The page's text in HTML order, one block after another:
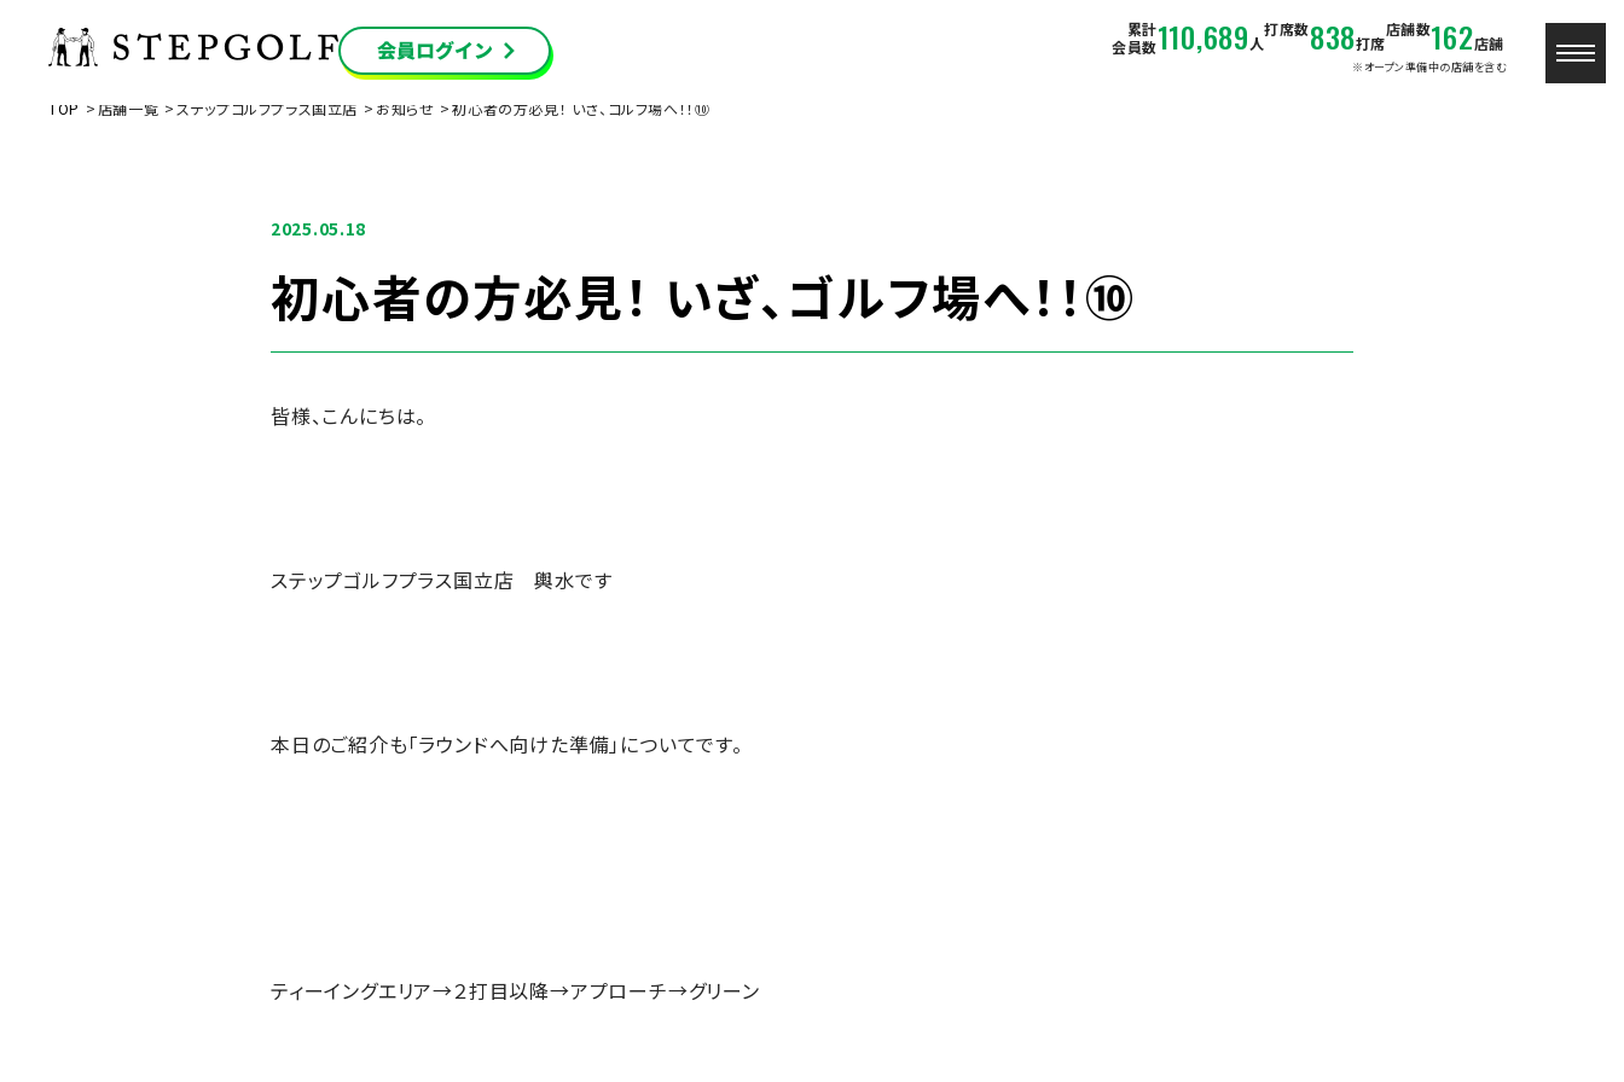
累計
会員数110,689 人
打席数838打席
店舗数162店舗
※オープン準備中の店舗を含む
TOP 店舗一覧 ステップゴルフプラス国立店 お知らせ 初心者の方必見！ いざ、ゴルフ場へ！！⑩
2025.05.18
初心者の方必見！ いざ、ゴルフ場へ！！⑩
皆様、こんにちは。
ステップゴルフプラス国立店 輿水です
本日のご紹介も「ラウンドへ向けた準備」についてです。
ティーイングエリア→２打目以降→アプローチ→グリーン